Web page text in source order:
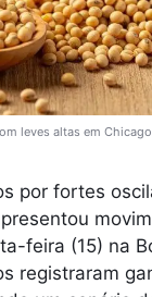
leves altas em
por fortes
feira (15) na
registraram